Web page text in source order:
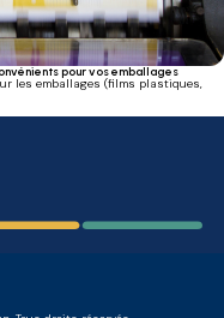
pour vos emballages
les emballages (films plastiques,